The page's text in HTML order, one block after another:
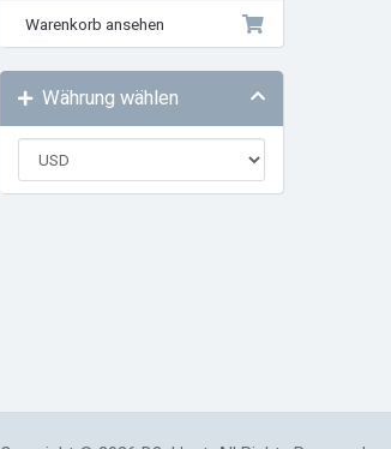
Warenkorb ansehen
Währung wählen